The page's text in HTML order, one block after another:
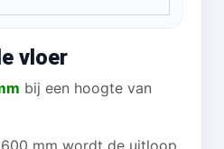
vloer
bij een hoogte van
mm wordt de uitloop